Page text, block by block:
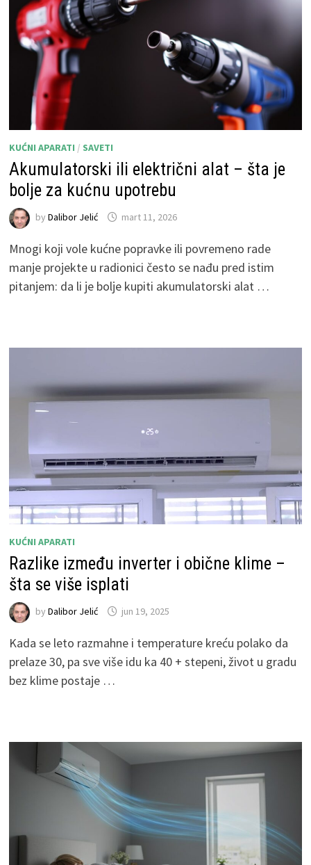
KUĆNI APARATI / SAVETI
Akumulatorski ili električni alat – šta je
bolje za kućnu upotrebu
by Dalibor Jelić mart 11, 2026
Mnogi koji vole kućne popravke ili povremeno rade
manje projekte u radionici često se nađu pred istim
pitanjem: da li je bolje kupiti akumulatorski alat …
KUĆNI APARATI
Razlike između inverter i obične klime –
šta se više isplati
by Dalibor Jelić jun 19, 2025
Kada se leto razmahne i temperature kreću polako da
prelaze 30, pa sve više idu ka 40 + stepeni, život u gradu
bez klime postaje …